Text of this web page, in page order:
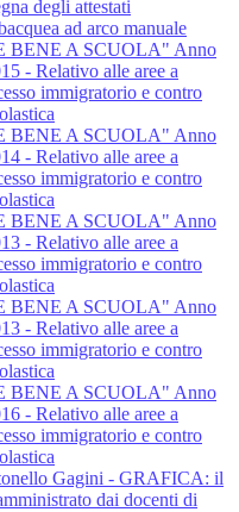
degli attestati
ad arco manuale
BENE A SCUOLA" Anno
- Relativo alle aree a
immigratorio e contro
BENE A SCUOLA" Anno
- Relativo alle aree a
immigratorio e contro
BENE A SCUOLA" Anno
- Relativo alle aree a
immigratorio e contro
BENE A SCUOLA" Anno
- Relativo alle aree a
immigratorio e contro
BENE A SCUOLA" Anno
- Relativo alle aree a
immigratorio e contro
Gagini - GRAFICA: il
dai docenti di